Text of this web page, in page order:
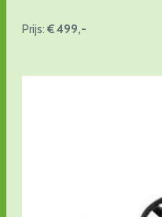
Prijs: € 499,-